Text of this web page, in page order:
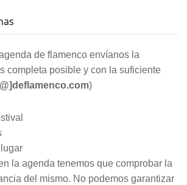
de flamenco envíanos la
completa posible y con la suficiente
)
la agenda tenemos que comprobar la
del mismo. No podemos garantizar